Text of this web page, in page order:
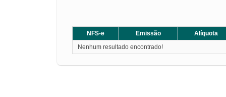
NFS-e Emissão Alíquota
Nenhum resultado encontrado!